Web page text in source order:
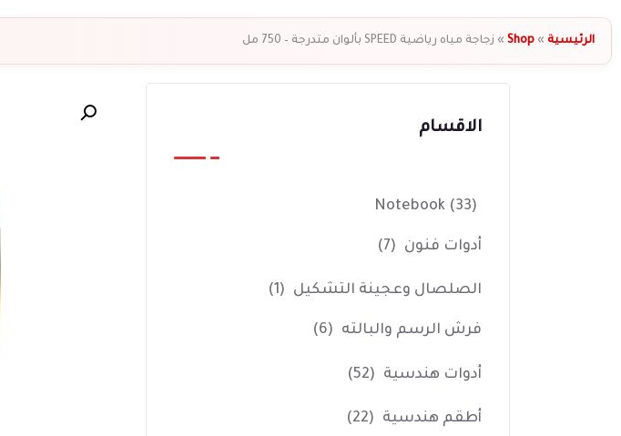
الرئيسية »
Shop
» زجاجة مياه رياضية SPEED بألوان متدرجة – 750 مل
الاقسام
Notebook (33)
أدوات فنون (7)
الصلصال وعجينة التشكيل (1)
فرش الرسم والبالته (6)
أدوات هندسية (52)
أطقم هندسية (22)